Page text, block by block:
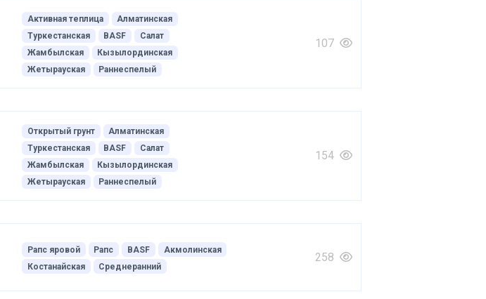
Активная теплица
Алматинская
Туркестанская
BASF
Салат
Жамбылская
Кызылординская
Жетырауская
Раннеспелый
107
Открытый грунт
Алматинская
Туркестанская
BASF
Салат
Жамбылская
Кызылординская
Жетырауская
Раннеспелый
154
Рапс яровой Рапс BASF
Акмолинская
Костанайская
Среднеранний
258